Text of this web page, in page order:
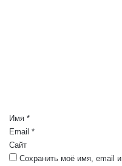
р
и
й
*
Имя *
Email *
Сайт
Сохранить моё имя, email